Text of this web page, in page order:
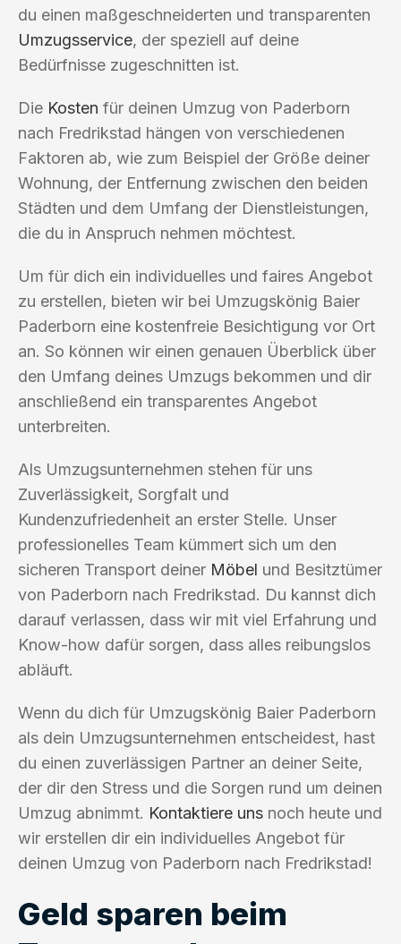
du einen maßgeschneiderten und transparenten
Umzugsservice, der speziell auf deine
Bedürfnisse zugeschnitten ist.
Die Kosten für deinen Umzug von Paderborn
nach Fredrikstad hängen von verschiedenen
Faktoren ab, wie zum Beispiel der Größe deiner
Wohnung, der Entfernung zwischen den beiden
Städten und dem Umfang der Dienstleistungen,
die du in Anspruch nehmen möchtest.
Um für dich ein individuelles und faires Angebot
zu erstellen, bieten wir bei Umzugskönig Baier
Paderborn eine kostenfreie Besichtigung vor Ort
an. So können wir einen genauen Überblick über
den Umfang deines Umzugs bekommen und dir
anschließend ein transparentes Angebot
unterbreiten.
Als Umzugsunternehmen stehen für uns
Zuverlässigkeit, Sorgfalt und
Kundenzufriedenheit an erster Stelle. Unser
professionelles Team kümmert sich um den
sicheren Transport deiner Möbel und Besitztümer
von Paderborn nach Fredrikstad. Du kannst dich
darauf verlassen, dass wir mit viel Erfahrung und
Know-how dafür sorgen, dass alles reibungslos
abläuft.
Wenn du dich für Umzugskönig Baier Paderborn
als dein Umzugsunternehmen entscheidest, hast
du einen zuverlässigen Partner an deiner Seite,
der dir den Stress und die Sorgen rund um deinen
Umzug abnimmt. Kontaktiere uns noch heute und
wir erstellen dir ein individuelles Angebot für
deinen Umzug von Paderborn nach Fredrikstad!
Geld sparen beim